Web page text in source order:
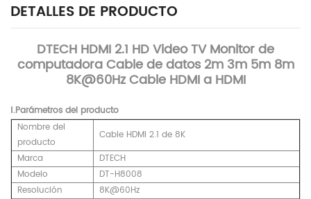
DETALLES DE PRODUCTO
DTECH HDMI 2.1 HD Video TV Monitor de
computadora Cable de datos 2m 3m 5m 8m
8K@60Hz Cable HDMI a HDMI
Ⅰ.Parámetros del producto
Nombre del
producto
Cable HDMI 2.1 de 8K
Marca
DTECH
Modelo
DT-H8008
Resolución
8K@60Hz